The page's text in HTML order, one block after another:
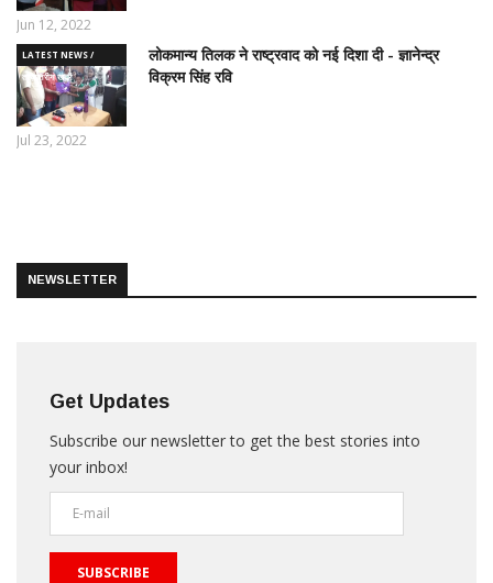
Jun 12, 2022
LATEST NEWS /
ताज़ातरीन खबरें
लोकमान्य तिलक ने राष्ट्रवाद को नई दिशा दी - ज्ञानेन्द्र
विक्रम सिंह रवि
Jul 23, 2022
NEWSLETTER
Get Updates
Subscribe our newsletter to get the best stories into
your inbox!
SUBSCRIBE